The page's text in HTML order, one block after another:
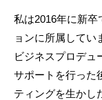
私は2016年に新卒
ョンに所属してい
ビジネスプロデュ
サポートを行った
ティングを生かし